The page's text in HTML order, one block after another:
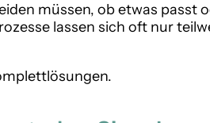
müssen, ob etwas passt
lassen sich oft nur